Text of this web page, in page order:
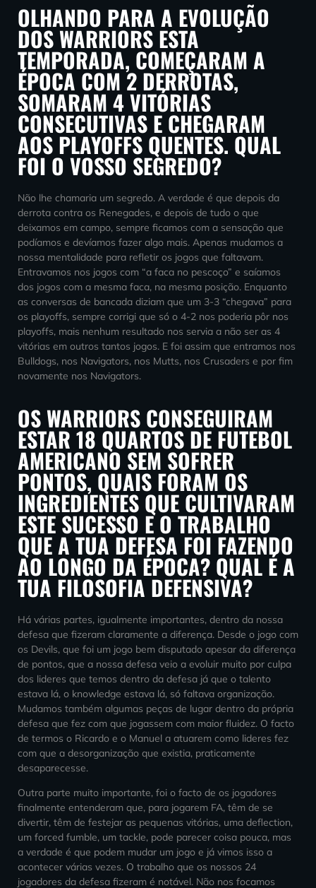
OLHANDO PARA A EVOLUÇÃO
DOS WARRIORS ESTA
TEMPORADA, COMEÇARAM A
ÉPOCA COM 2 DERROTAS,
SOMARAM 4 VITÓRIAS
CONSECUTIVAS E CHEGARAM
AOS PLAYOFFS QUENTES. QUAL
FOI O VOSSO SEGREDO?
Não lhe chamaria um segredo. A verdade é que depois da
derrota contra os Renegades, e depois de tudo o que
deixamos em campo, sempre ficamos com a sensação que
podíamos e devíamos fazer algo mais. Apenas mudamos a
nossa mentalidade para refletir os jogos que faltavam.
Entravamos nos jogos com “a faca no pescoço” e saíamos
dos jogos com a mesma faca, na mesma posição. Enquanto
as conversas de bancada diziam que um 3-3 “chegava” para
os playoffs, sempre corrigi que só o 4-2 nos poderia pôr nos
playoffs, mais nenhum resultado nos servia a não ser as 4
vitórias em outros tantos jogos. E foi assim que entramos nos
Bulldogs, nos Navigators, nos Mutts, nos Crusaders e por fim
novamente nos Navigators.
OS WARRIORS CONSEGUIRAM
ESTAR 18 QUARTOS DE FUTEBOL
AMERICANO SEM SOFRER
PONTOS, QUAIS FORAM OS
INGREDIENTES QUE CULTIVARAM
ESTE SUCESSO E O TRABALHO
QUE A TUA DEFESA FOI FAZENDO
AO LONGO DA ÉPOCA? QUAL É A
TUA FILOSOFIA DEFENSIVA?
Há várias partes, igualmente importantes, dentro da nossa
defesa que fizeram claramente a diferença. Desde o jogo com
os Devils, que foi um jogo bem disputado apesar da diferença
de pontos, que a nossa defesa veio a evoluir muito por culpa
dos lideres que temos dentro da defesa já que o talento
estava lá, o knowledge estava lá, só faltava organização.
Mudamos também algumas peças de lugar dentro da própria
defesa que fez com que jogassem com maior fluidez. O facto
de termos o Ricardo e o Manuel a atuarem como lideres fez
com que a desorganização que existia, praticamente
desaparecesse.
Outra parte muito importante, foi o facto de os jogadores
finalmente entenderam que, para jogarem FA, têm de se
divertir, têm de festejar as pequenas vitórias, uma deflection,
um forced fumble, um tackle, pode parecer coisa pouca, mas
a verdade é que podem mudar um jogo e já vimos isso a
acontecer várias vezes. O trabalho que os nossos 24
jogadores da defesa fizeram é notável. Não nos focamos